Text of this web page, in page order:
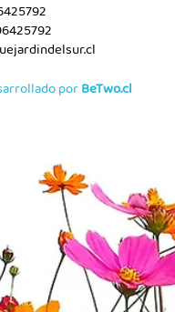
porBeTwo.cl